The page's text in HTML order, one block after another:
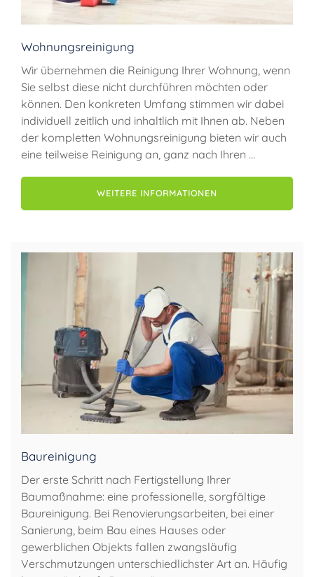
Wohnungsreinigung
Wir übernehmen die Reinigung Ihrer Wohnung, wenn
Sie selbst diese nicht durchführen möchten oder
können. Den konkreten Umfang stimmen wir dabei
individuell zeitlich und inhaltlich mit Ihnen ab. Neben
der kompletten Wohnungsreinigung bieten wir auch
eine teilweise Reinigung an, ganz nach Ihren …
WEITERE INFORMATIONEN
Baureinigung
Der erste Schritt nach Fertigstellung Ihrer
Baumaßnahme: eine professionelle, sorgfältige
Baureinigung. Bei Renovierungsarbeiten, bei einer
Sanierung, beim Bau eines Hauses oder
gewerblichen Objekts fallen zwangsläufig
Verschmutzungen unterschiedlichster Art an. Häufig